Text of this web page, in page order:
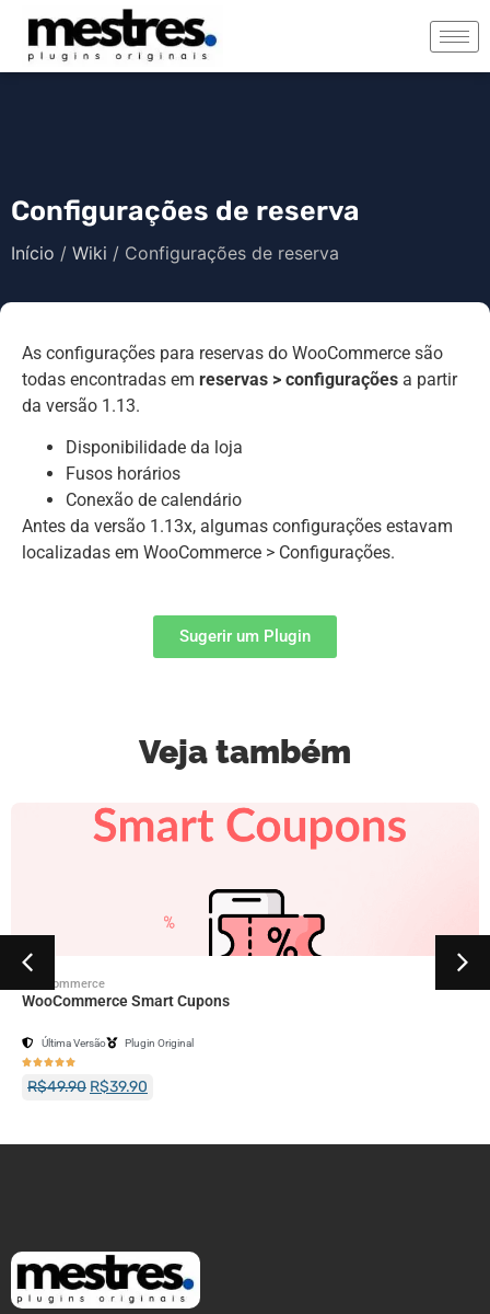
Configurações de reserva
Início / Wiki / Configurações de reserva
As configurações para reservas do WooCommerce são
todas encontradas em reservas > configurações a partir
da versão 1.13.
Disponibilidade da loja
Fusos horários
Conexão de calendário
Antes da versão 1.13x, algumas configurações estavam
localizadas em WooCommerce > Configurações.
Sugerir um Plugin
Veja também
Woocommerce
WooCommerce Smart Cupons
Última Versão Plugin Original

R$49.90 R$39.90